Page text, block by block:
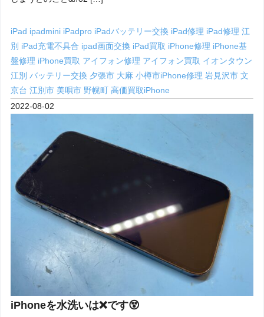
iPad ipadmini iPadpro iPadバッテリー交換 iPad修理 iPad修理 江
別 iPad充電不具合 ipad画面交換 iPad買取 iPhone修理 iPhone基
盤修理 iPhone買取 アイフォン修理 アイフォン買取 イオンタウン
江別バッテリー交換 夕張市 大麻小樽市iPhone修理岩見沢市文
京台江別市 美唄市 野幌町高価買取iPhone
2022-08-02
iPhoneを水洗いは❌です😵